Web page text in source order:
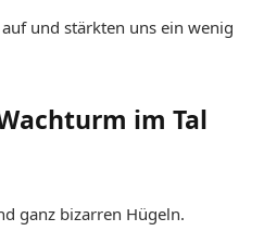
und stärkten uns ein wenig
im Tal
ganz bizarren Hügeln.